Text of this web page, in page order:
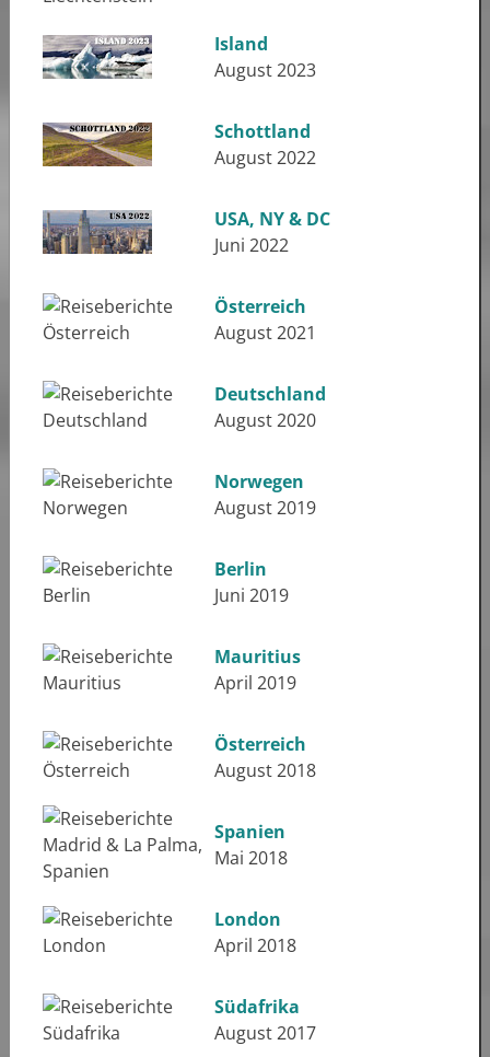
Island
August 2023
Schottland
August 2022
USA, NY & DC
Juni 2022
Österreich
August 2021
Deutschland
August 2020
Norwegen
August 2019
Berlin
Juni 2019
Mauritius
April 2019
Österreich
August 2018
Spanien
Mai 2018
London
April 2018
Südafrika
August 2017